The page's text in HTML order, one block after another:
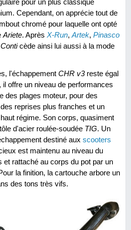
pour un plus classique
Cependant, on apprécie tout de
chromé pour laquelle ont opté
Ariete. Après X-Run, Artek, Pinasco
Conticède ainsi lui aussi à la mode
l'échappement CHR v3reste égal
, il offre un niveau de performances
des plages moteur, pour des
reprises plus franches et un
régime. Son corps, quasiment
d'acier roulée-soudée TIG. Un
destiné aux scooters
est maintenu au niveau du
et rattaché au corps du pot par un
la finition, la cartouche arbore un
des tons très vifs.